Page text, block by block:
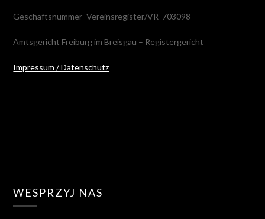
Geschäftsnummer -Vereinsregister/VR 703098
Amtsgericht Freiburg im Breisgau – Registergericht
Impressum / Datenschutz
WESPRZYJ NAS